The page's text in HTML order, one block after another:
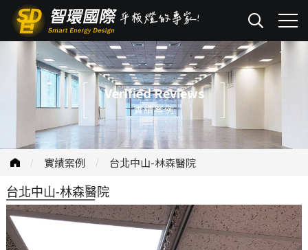
Verified Reviews
實績案例
實績案例 台北中山-林森醫院
台北中山-林森醫院